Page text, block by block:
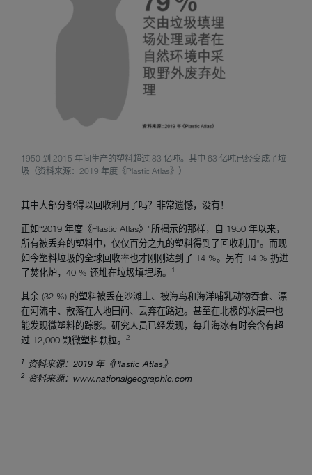
1950 到 2015 年间生产的塑料超过 83 亿吨。其中 63 亿吨已经变成了垃
圾（资料来源：2019 年度《Plastic Atlas》）
其中大部分都得以回收利用了吗？非常遗憾，没有！
正如“2019 年度《Plastic Atlas》”所揭示的那样，自 1950 年以来，
所有被丢弃的塑料中，仅仅百分之九的塑料得到了回收利用“。而现
如今塑料垃圾的全球回收率也才刚刚达到了 14 %。另有 14 % 扔进
了焚化炉，40 % 还堆在垃圾填埋场。
1
其余 (32 %) 的塑料被丢在沙滩上、被海鸟和海洋哺乳动物吞食、漂
在河流中、散落在大地田间、丢弃在路边。甚至在北极的冰层中也
能发现微塑料的踪影。研究人员已经发现，每升海冰有时会含有超
过 12,000 颗微塑料颗粒。
2
1 资料来源：2019 年《Plastic Atlas》
2 资料来源：www.nationalgeographic.com